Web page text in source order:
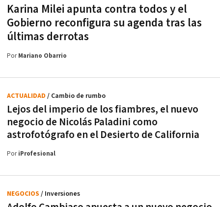
Karina Milei apunta contra todos y el
Gobierno reconfigura su agenda tras las
últimas derrotas
PorMariano Obarrio
Lejos del imperio de los fiambres, el nuevo
negocio de Nicolás Paladini como
astrofotógrafo en el Desierto de California
ACTUALIDAD / Cambio de rumbo
PoriProfesional
NEGOCIOS / Inversiones